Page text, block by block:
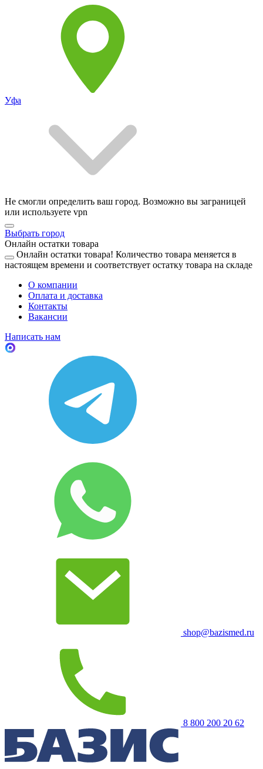
Уфа
Не смогли определить ваш город. Возможно вы заграницей
или используете vpn
Выбрать город
Онлайн остатки товара
Онлайн остатки товара! Количество товара меняется в
настоящем времени и соответствует остатку товара на складе
О компании
Оплата и доставка
Контакты
Вакансии
Написать нам
shop@bazismed.ru
8 800 200 20 62